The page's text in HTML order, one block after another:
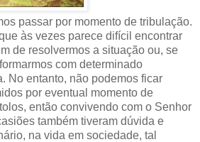
passar por momento de tribulação.
às vezes parece difícil encontrar
de resolvermos a situação ou, se
com determinado
No entanto, não podemos ficar
por eventual momento de
então convivendo com o Senhor
também tiveram dúvida e
na vida em sociedade, tal